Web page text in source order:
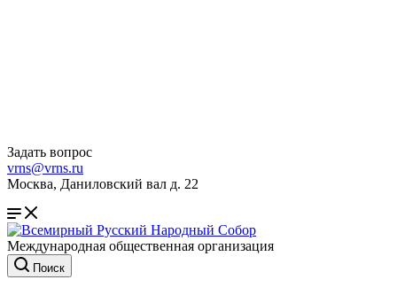
Задать вопрос
vrns@vrns.ru
Москва, Даниловский вал д. 22
Международная общественная организация
Поиск